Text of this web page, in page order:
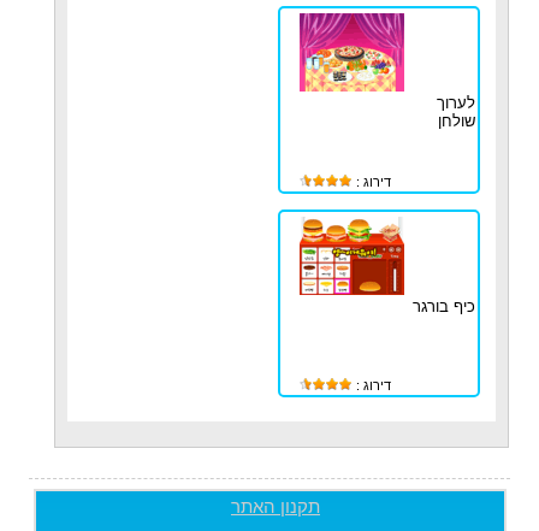
לערוך
שולחן
דירוג :
כיף בורגר
דירוג :
תקנון האתר